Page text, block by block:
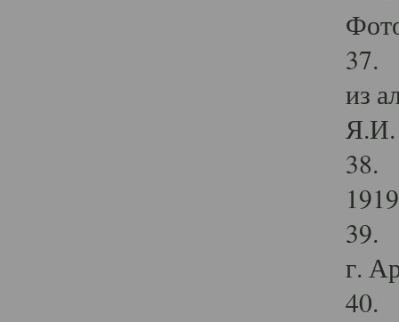
37.
из
Я.И.
38.
39.
г.
40.